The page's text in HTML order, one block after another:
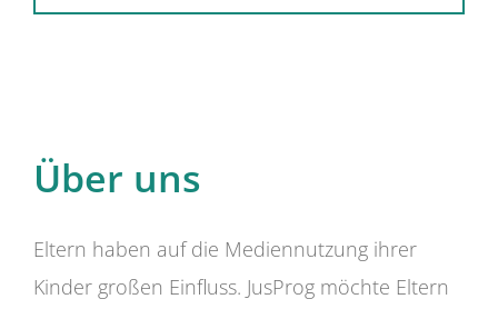
Über uns
Eltern haben auf die Mediennutzung ihrer
Kinder großen Einfluss. JusProg möchte Eltern